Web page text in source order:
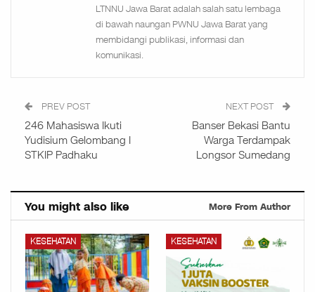
LTNNU Jawa Barat adalah salah satu lembaga
di bawah naungan PWNU Jawa Barat yang
membidangi publikasi, informasi dan
komunikasi.
PREV POST
246 Mahasiswa Ikuti
Yudisium Gelombang I
STKIP Padhaku
NEXT POST
Banser Bekasi Bantu
Warga Terdampak
Longsor Sumedang
You might also like More From Author
KESEHATAN KESEHATAN